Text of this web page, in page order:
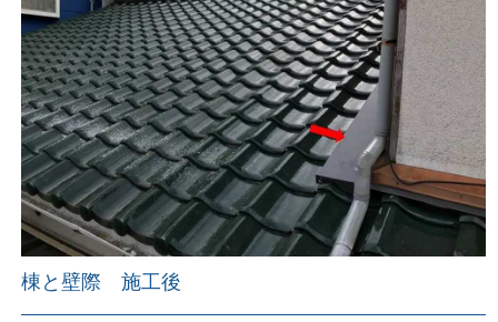
棟と壁際 施工後